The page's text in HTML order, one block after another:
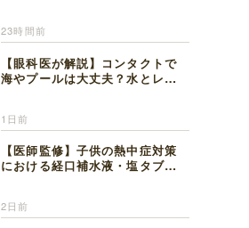
23時間前
【眼科医が解説】コンタクトで
海やプールは大丈夫？水とレン
1日前
【医師監修】子供の熱中症対策
における経口補水液・塩タブレ
2日前